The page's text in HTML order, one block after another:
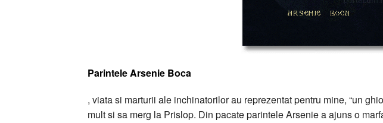
Parintele Arsenie Boca
, viata si marturii ale inchinatorilor au reprezentat pentru mine, “un
mult si sa merg la Prislop. Din pacate parintele Arsenie a ajuns o